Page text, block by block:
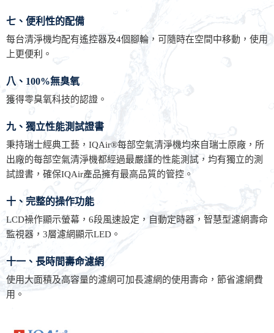
七、便利性的配備
每台清淨機均配有遙控器及4個腳輪，可隨時在空間中移動，使用
上更便利。
八、100%無臭氧
獲得零臭氧科技的認證。
九、獨立性能測試證書
秉持瑞士經典工藝，IQAir®每部空氣清淨機均來自瑞士原廠，所
出廠的每部空氣清淨機都經過最嚴謹的性能測試，均有獨立的測
試證書，確保IQAir產品擁有最高品質的管控。
十、完整的操作功能
LCD襙作顯示螢幕，6段風速設定，自動定時器，智慧型濾網壽命
監視器，3層濾網顯示LED。
十一、長時間壽命濾網
使用大面積及高容量的濾網可加長濾網的使用壽命，節省濾網費
用。